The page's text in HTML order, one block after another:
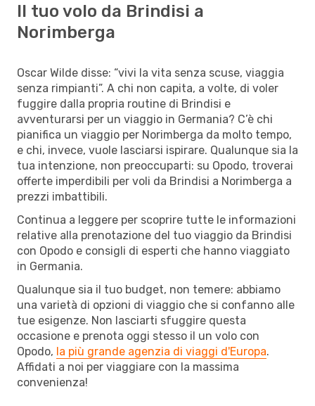
Il tuo volo da Brindisi a
Norimberga
Oscar Wilde disse: “vivi la vita senza scuse, viaggia
senza rimpianti”. A chi non capita, a volte, di voler
fuggire dalla propria routine di Brindisi e
avventurarsi per un viaggio in Germania? C’è chi
pianifica un viaggio per Norimberga da molto tempo,
e chi, invece, vuole lasciarsi ispirare. Qualunque sia la
tua intenzione, non preoccuparti: su Opodo, troverai
offerte imperdibili per voli da Brindisi a Norimberga a
prezzi imbattibili.
Continua a leggere per scoprire tutte le informazioni
relative alla prenotazione del tuo viaggio da Brindisi
con Opodo e consigli di esperti che hanno viaggiato
in Germania.
Qualunque sia il tuo budget, non temere: abbiamo
una varietà di opzioni di viaggio che si confanno alle
tue esigenze. Non lasciarti sfuggire questa
occasione e prenota oggi stesso il un volo con
Opodo, la più grande agenzia di viaggi d'Europa.
Affidati a noi per viaggiare con la massima
convenienza!